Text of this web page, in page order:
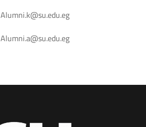
Alumni.k@su.edu.eg
Alumni.a@su.edu.eg